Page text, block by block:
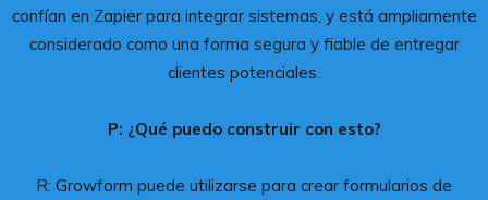
confían en Zapier para integrar sistemas, y está ampliamente
considerado como una forma segura y fiable de entregar
clientes potenciales.
P: ¿Qué puedo construir con esto?
R: Growform puede utilizarse para crear formularios de